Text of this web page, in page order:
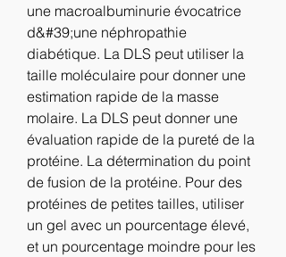
une macroalbuminurie évocatrice
d&#39;une néphropathie
diabétique. La DLS peut utiliser la
taille moléculaire pour donner une
estimation rapide de la masse
molaire. La DLS peut donner une
évaluation rapide de la pureté de la
protéine. La détermination du point
de fusion de la protéine. Pour des
protéines de petites tailles, utiliser
un gel avec un pourcentage élevé,
et un pourcentage moindre pour les